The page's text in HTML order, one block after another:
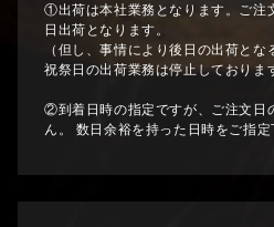
①出荷は本社業務となります。ご注
日出荷となります。
（但し、事情により後日の出荷と
祝祭日の出荷業務は停止しておりま
②到着日時の指定ですが、ご注文日
ん。 数日余裕を持った日時をご指定